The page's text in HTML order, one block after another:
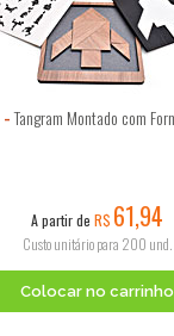
Tangram Montado com
A partir de R$ 61,94
Custo unitário para 200 und.
Colocar no carrinho